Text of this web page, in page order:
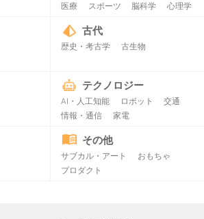
医療 スポーツ 脳科学 心理学
古代
歴史・考古学 古生物
テクノロジー
AI・人工知能 ロボット
交通
情報・通信
家電
その他
サブカル・アート
おもちゃ
プロダクト